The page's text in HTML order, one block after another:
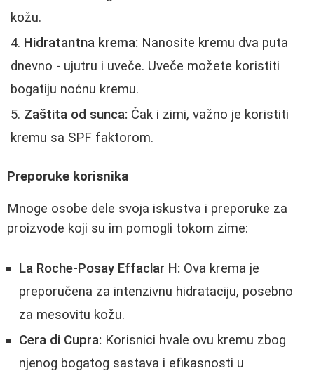
kožu.
Hidratantna krema: Nanosite kremu dva puta
dnevno - ujutru i uveče. Uveče možete koristiti
bogatiju noćnu kremu.
Zaštita od sunca: Čak i zimi, važno je koristiti
kremu sa SPF faktorom.
Preporuke korisnika
Mnoge osobe dele svoja iskustva i preporuke za
proizvode koji su im pomogli tokom zime:
La Roche-Posay Effaclar H: Ova krema je
preporučena za intenzivnu hidrataciju, posebno
za mesovitu kožu.
Cera di Cupra: Korisnici hvale ovu kremu zbog
njenog bogatog sastava i efikasnosti u